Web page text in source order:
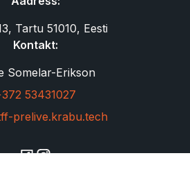
Tartu 51010, Eesti
Kontakt:
Somelar-Erikson
53431027
prelive.krabu.tech